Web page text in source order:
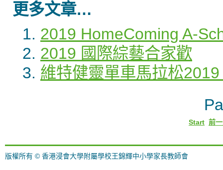
更多文章…
2019 HomeComing A-
2019 國際綜藝合家歡
維特健靈單車馬拉松
Start 前
版權所有 © 香港浸會大學附屬學校王錦輝中小學家長教師會